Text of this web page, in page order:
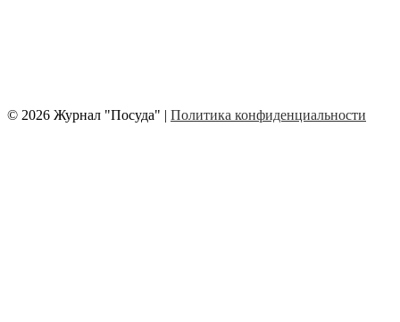
© 2026 Журнал "Посуда" | Политика конфиденциальности